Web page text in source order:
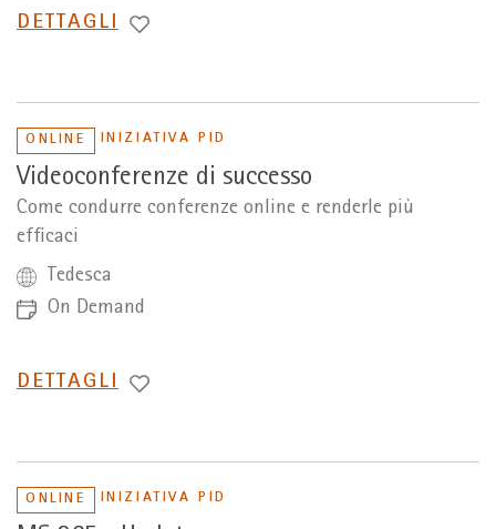
PASSA
DETTAGLI
ONLINE INIZIATIVA PID
Videoconferenze di successo
Come condurre conferenze online e renderle più
efficaci
Tedesca
On Demand
PASSA
DETTAGLI
ONLINE INIZIATIVA PID